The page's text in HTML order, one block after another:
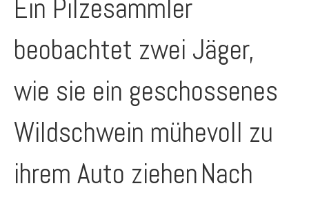
Ein Pilzesammler
beobachtet zwei Jäger,
wie sie ein geschossenes
Wildschwein mühevoll zu
ihrem Auto ziehenNach